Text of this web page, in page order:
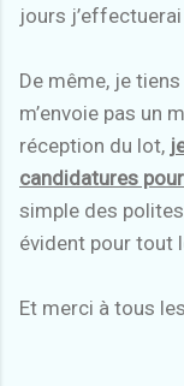
jours
De même, je
m’envoie pas un
réception du lot,
candidatures
simple des
évident pour tout
Et merci à tous